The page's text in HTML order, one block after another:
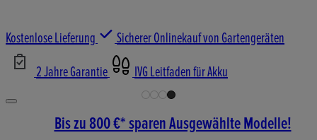
Kostenlose Lieferung
Sicherer Onlinekauf von Gartengeräten
2 Jahre Garantie
IVG Leitfaden für Akku
Bis zu 800 €* sparen Ausgewählte Modelle!